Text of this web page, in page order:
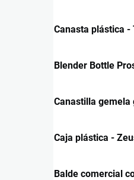
Canasta plástica -
Blender Bottle
Canastilla gemela
Caja plástica -
Balde comercial